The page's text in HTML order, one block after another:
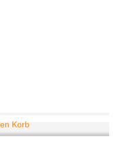
Korb